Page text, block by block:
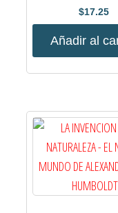
$17.25
Añadir al